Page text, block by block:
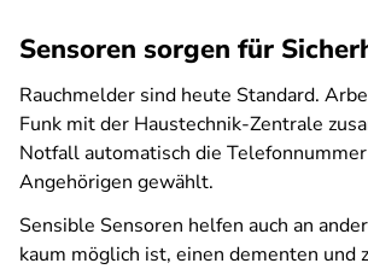
Sensoren sorgen für
Rauchmelder sind heute Standard.
Funk mit der Haustechnik-Zentrale
Notfall automatisch die
Angehörigen gewählt.
Sensible Sensoren helfen auch an
kaum möglich ist, einen dementen und